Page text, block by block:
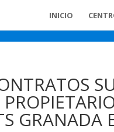
INICIO